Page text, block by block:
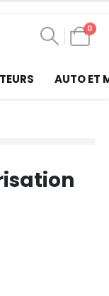
0
AUTO ET